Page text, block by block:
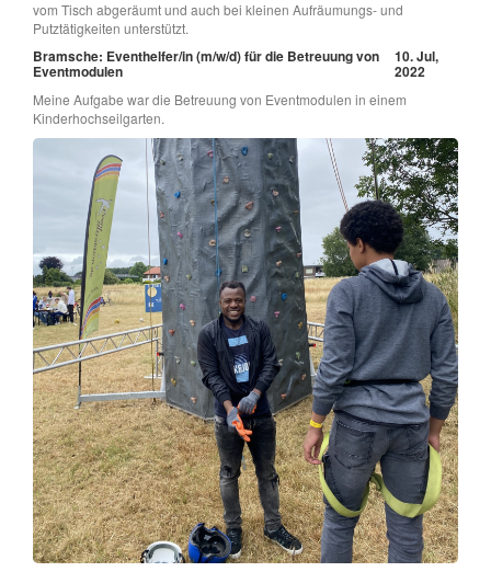
vom Tisch abgeräumt und auch bei kleinen Aufräumungs- und
Putztätigkeiten unterstützt.
Bramsche: Eventhelfer/in (m/w/d) für die Betreuung von
Eventmodulen
10. Jul,
2022
Meine Aufgabe war die Betreuung von Eventmodulen in einem
Kinderhochseilgarten.